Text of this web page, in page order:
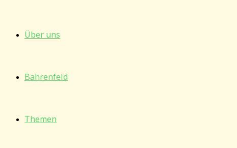
Über uns
Bahrenfeld
Themen